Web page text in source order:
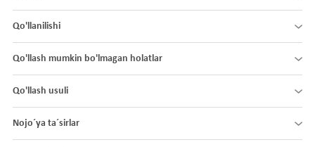
Qo'llanilishi
Qo'llash mumkin bo'lmagan holatlar
Qo'llash usuli
Nojo´ya ta´sirlar